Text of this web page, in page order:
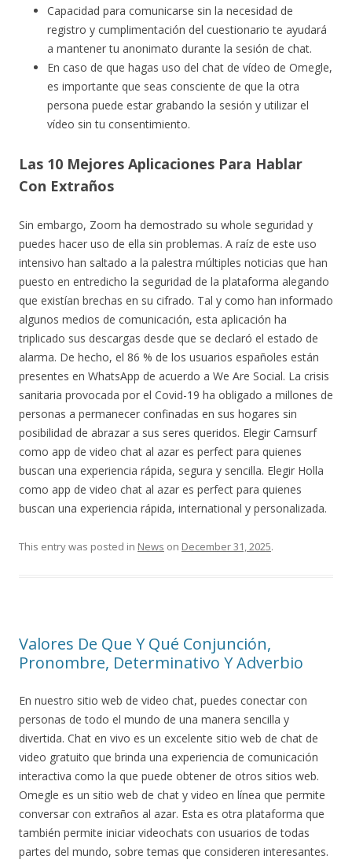
Capacidad para comunicarse sin la necesidad de
registro y cumplimentación del cuestionario te ayudará
a mantener tu anonimato durante la sesión de chat.
En caso de que hagas uso del chat de vídeo de Omegle,
es importante que seas consciente de que la otra
persona puede estar grabando la sesión y utilizar el
vídeo sin tu consentimiento.
Las 10 Mejores Aplicaciones Para Hablar
Con Extraños
Sin embargo, Zoom ha demostrado su whole seguridad y
puedes hacer uso de ella sin problemas. A raíz de este uso
intensivo han saltado a la palestra múltiples noticias que han
puesto en entredicho la seguridad de la plataforma alegando
que existían brechas en su cifrado. Tal y como han informado
algunos medios de comunicación, esta aplicación ha
triplicado sus descargas desde que se declaró el estado de
alarma. De hecho, el 86 % de los usuarios españoles están
presentes en WhatsApp de acuerdo a We Are Social. La crisis
sanitaria provocada por el Covid-19 ha obligado a millones de
personas a permanecer confinadas en sus hogares sin
posibilidad de abrazar a sus seres queridos. Elegir Camsurf
como app de video chat al azar es perfect para quienes
buscan una experiencia rápida, segura y sencilla. Elegir Holla
como app de video chat al azar es perfect para quienes
buscan una experiencia rápida, international y personalizada.
This entry was posted in News on December 31, 2025.
Valores De Que Y Qué Conjunción,
Pronombre, Determinativo Y Adverbio
En nuestro sitio web de video chat, puedes conectar con
personas de todo el mundo de una manera sencilla y
divertida. Chat en vivo es un excelente sitio web de chat de
video gratuito que brinda una experiencia de comunicación
interactiva como la que puede obtener de otros sitios web.
Omegle es un sitio web de chat y video en línea que permite
conversar con extraños al azar. Esta es otra plataforma que
también permite iniciar videochats con usuarios de todas
partes del mundo, sobre temas que consideren interesantes.